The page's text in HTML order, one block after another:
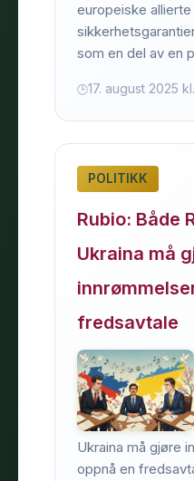
europeiske
som en del av en
17. august 2025
POLITIKK
Rubio: Både
Ukraina må
fredsavtale
Ukraina må gjøre
oppnå en